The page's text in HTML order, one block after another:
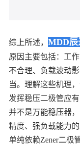
综上所述， MDD辰
原因主要包括：工
不合理、负载波动
当。理解这些机理
发挥稳压二极管应
并不是万能稳压器
精度、强负载能力
单纯依赖Zener二极管